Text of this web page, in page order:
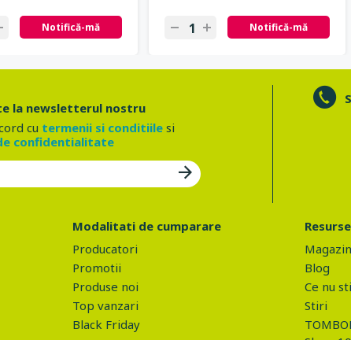
Notifică-mă Notifică-mă
la newsletterul nostru
cu termenii si conditiilesi
confidentialitate
Modalitati de cumparare
Producatori
Promotii
Produse noi
Top vanzari
Black Friday
Resurse
Blog
Ce nu
Stiri